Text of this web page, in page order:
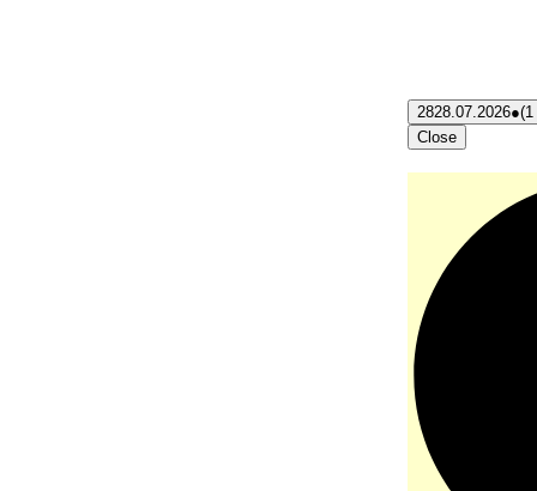
2828.07.2026●(1
Close